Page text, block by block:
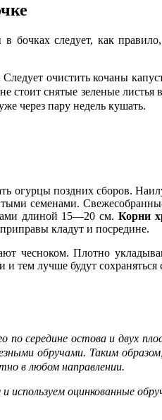
бочках следует, как
Следует очистить кочаны
не стоит снятые зеленые
через пару недель кушать.
огурцы поздних сборов.
семенами.
длиной 15—20 см.Корни
кладут и посредине.
чесноком. Плотно
тем лучше будут сохраняться
по середине остова и двух
обручами. Таким
в любом направлении.
используем оцинкованные